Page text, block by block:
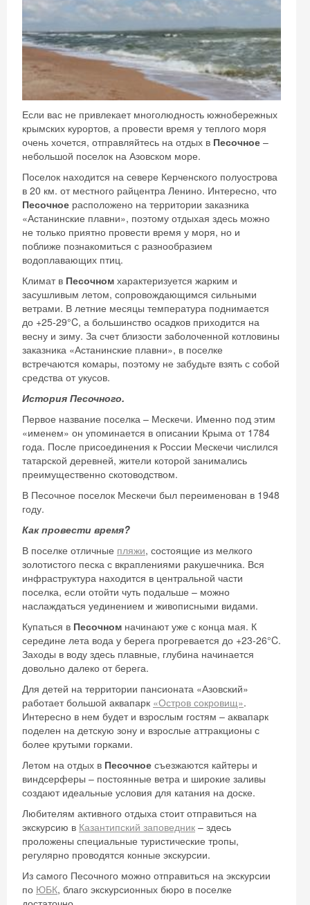
Если вас не привлекает многолюдность южнобережных
крымских курортов, а провести время у теплого моря
очень хочется, отправляйтесь на отдых в Песочное –
небольшой поселок на Азовском море.
Поселок находится на севере Керченского полуострова
в 20 км. от местного райцентра Ленино. Интересно, что
Песочное расположено на территории заказника
«Астанинские плавни», поэтому отдыхая здесь можно
не только приятно провести время у моря, но и
поближе познакомиться с разнообразием
водоплавающих птиц.
Климат в Песочном характеризуется жарким и
засушливым летом, сопровождающимся сильными
ветрами. В летние месяцы температура поднимается
до +25-29°C, а большинство осадков приходится на
весну и зиму. За счет близости заболоченной котловины
заказника «Астанинские плавни», в поселке
встречаются комары, поэтому не забудьте взять с собой
средства от укусов.
История Песочного.
Первое название поселка – Мескечи. Именно под этим
«именем» он упоминается в описании Крыма от 1784
года. После присоединения к России Мескечи числился
татарской деревней, жители которой занимались
преимущественно скотоводством.
В Песочное поселок Мескечи был переименован в 1948
году.
Как провести время?
В поселке отличные пляжи, состоящие из мелкого
золотистого песка с вкраплениями ракушечника. Вся
инфраструктура находится в центральной части
поселка, если отойти чуть подальше – можно
наслаждаться уединением и живописными видами.
Купаться в Песочном начинают уже с конца мая. К
середине лета вода у берега прогревается до +23-26°C.
Заходы в воду здесь плавные, глубина начинается
довольно далеко от берега.
Для детей на территории пансионата «Азовский»
работает большой аквапарк «Остров сокровищ».
Интересно в нем будет и взрослым гостям – аквапарк
поделен на детскую зону и взрослые аттракционы с
более крутыми горками.
Летом на отдых в Песочное съезжаются кайтеры и
виндсерферы – постоянные ветра и широкие заливы
создают идеальные условия для катания на доске.
Любителям активного отдыха стоит отправиться на
экскурсию в Казантипский заповедник – здесь
проложены специальные туристические тропы,
регулярно проводятся конные экскурсии.
Из самого Песочного можно отправиться на экскурсии
по ЮБК, благо экскурсионных бюро в поселке